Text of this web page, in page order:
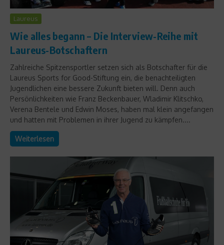
Laureus
Wie alles begann – Die Interview-Reihe mit
Laureus-Botschaftern
Zahlreiche Spitzensportler setzen sich als Botschafter für die
Laureus Sports for Good-Stiftung ein, die benachteiligten
Jugendlichen eine bessere Zukunft bieten will. Denn auch
Persönlichkeiten wie Franz Beckenbauer, Wladimir Klitschko,
Verena Bentele und Edwin Moses, haben mal klein angefangen
und hatten mit Problemen in ihrer Jugend zu kämpfen....
Weiterlesen